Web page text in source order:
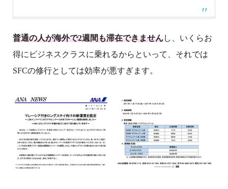
普通の人が海外で2週間も滞在できませんし、いくらお
得にビジネスクラスに乗れるからといって、それでは
SFCの修行としては効率が悪すぎます。